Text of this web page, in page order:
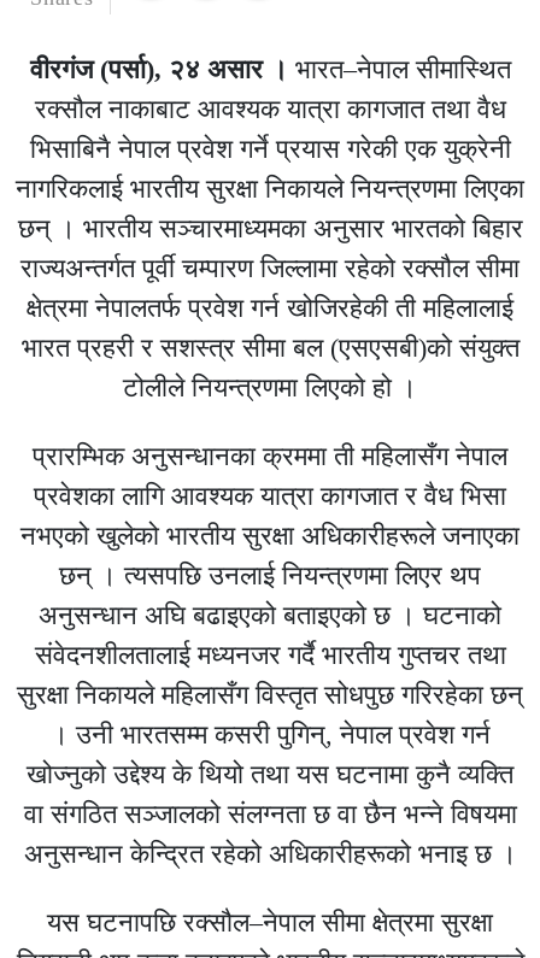
वीरगंज (पर्सा), २४ असार । भारत–नेपाल सीमास्थित
रक्सौल नाकाबाट आवश्यक यात्रा कागजात तथा वैध
भिसाबिनै नेपाल प्रवेश गर्ने प्रयास गरेकी एक युक्रेनी
नागरिकलाई भारतीय सुरक्षा निकायले नियन्त्रणमा लिएका
छन् । भारतीय सञ्चारमाध्यमका अनुसार भारतको बिहार
राज्यअन्तर्गत पूर्वी चम्पारण जिल्लामा रहेको रक्सौल सीमा
क्षेत्रमा नेपालतर्फ प्रवेश गर्न खोजिरहेकी ती महिलालाई
भारत प्रहरी र सशस्त्र सीमा बल (एसएसबी)को संयुक्त
टोलीले नियन्त्रणमा लिएको हो ।
प्रारम्भिक अनुसन्धानका क्रममा ती महिलासँग नेपाल
प्रवेशका लागि आवश्यक यात्रा कागजात र वैध भिसा
नभएको खुलेको भारतीय सुरक्षा अधिकारीहरूले जनाएका
छन् । त्यसपछि उनलाई नियन्त्रणमा लिएर थप
अनुसन्धान अघि बढाइएको बताइएको छ । घटनाको
संवेदनशीलतालाई मध्यनजर गर्दै भारतीय गुप्तचर तथा
सुरक्षा निकायले महिलासँग विस्तृत सोधपुछ गरिरहेका छन्
। उनी भारतसम्म कसरी पुगिन्, नेपाल प्रवेश गर्न
खोज्नुको उद्देश्य के थियो तथा यस घटनामा कुनै व्यक्ति
वा संगठित सञ्जालको संलग्नता छ वा छैन भन्ने विषयमा
अनुसन्धान केन्द्रित रहेको अधिकारीहरूको भनाइ छ ।
यस घटनापछि रक्सौल–नेपाल सीमा क्षेत्रमा सुरक्षा